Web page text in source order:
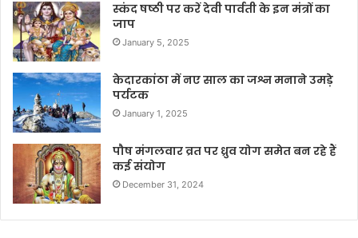
स्कंद षष्ठी पर करें देवी पार्वती के इन मंत्रों का
जाप
January 5, 2025
केदारकांठा में नए साल का जश्न मनाने उमड़े
पर्यटक
January 1, 2025
पौष मंगलवार व्रत पर ध्रुव योग समेत बन रहे हैं
कई संयोग
December 31, 2024